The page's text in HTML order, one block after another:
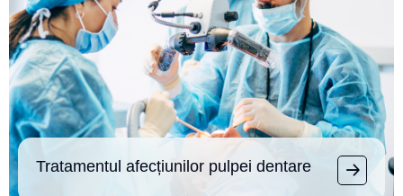
Tratamentul afecțiunilor pulpei dentare